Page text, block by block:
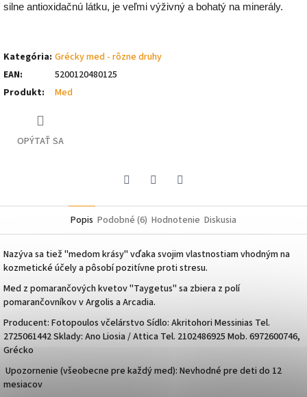
silne antioxidačnú látku, je veľmi výživný a bohatý na minerály.
Kategória: Grécky med - rôzne druhy
EAN:
5200120480125
Produkt: Med
OPÝTAŤ SA
Popis Podobné (6) Hodnotenie Diskusia
Nazýva sa tiež "medom krásy" vďaka svojim vlastnostiam vhodným na
kozmetické účely a pôsobí pozitívne proti stresu.
Med z pomarančových kvetov "Taygetus" sa zbiera z polí
pomarančovníkov v Argolis a Arcadia.
Producent: Fotopoulos včelárstvo Sídlo: Akritohori Messinias Tel.
2725061442 Sklady: Ano Liosia / Attica Tel. 2102486925 Mob. 6972600746,
Grécko
Upozornenie (všeobecne pre každý med): Nevhodné pre deti do 12
mesiacov